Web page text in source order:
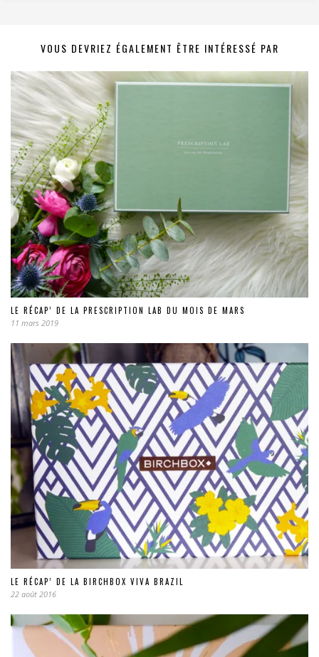
VOUS DEVRIEZ ÉGALEMENT ÊTRE INTÉRESSÉ PAR
LE RÉCAP’ DE LA PRESCRIPTION LAB DU MOIS DE MARS
11 mars 2019
LE RÉCAP’ DE LA BIRCHBOX VIVA BRAZIL
22 août 2016